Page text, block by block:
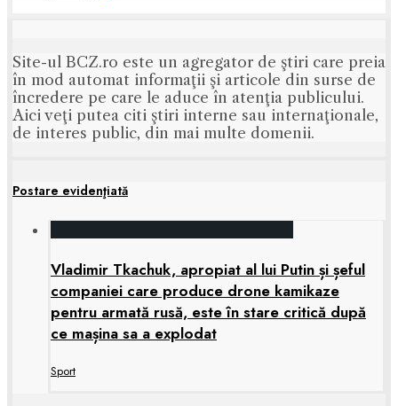
Site-ul BCZ.ro este un agregator de ştiri care preia
în mod automat informaţii şi articole din surse de
încredere pe care le aduce în atenţia publicului.
Aici veţi putea citi ştiri interne sau internaţionale,
de interes public, din mai multe domenii.
Postare evidenţiată
Vladimir Tkachuk, apropiat al lui Putin și șeful
companiei care produce drone kamikaze
pentru armată rusă, este în stare critică după
ce mașina sa a explodat
Sport